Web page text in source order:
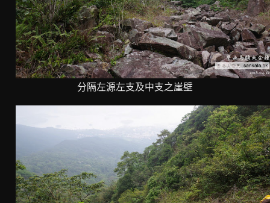
分隔左源左支及中支之崖壁